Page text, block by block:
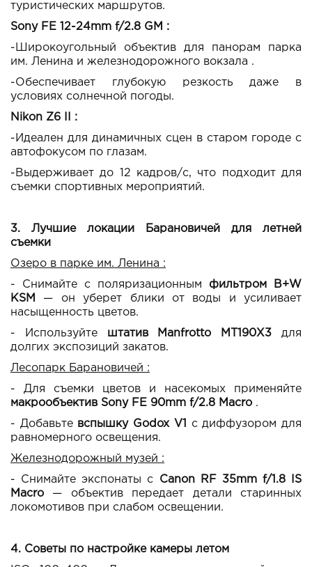
туристических маршрутов.
Sony FE 12-24mm f/2.8 GM :
-Широкоугольный объектив для панорам парка
им. Ленина и железнодорожного вокзала .
-Обеспечивает глубокую резкость даже в
условиях солнечной погоды.
Nikon Z6 II :
-Идеален для динамичных сцен в старом городе с
автофокусом по глазам.
-Выдерживает до 12 кадров/с, что подходит для
съемки спортивных мероприятий.
3. Лучшие локации Барановичей для летней
съемки
Озеро в парке им. Ленина :
- Снимайте с поляризационным фильтром B+W
KSM
— он уберет блики от воды и усиливает
насыщенность цветов.
- Используйте штатив Manfrotto MT190X3 для
долгих экспозиций закатов.
Лесопарк Барановичей :
- Для съемки цветов и насекомых применяйте
макрообъектив Sony FE 90mm f/2.8 Macro .
- Добавьте вспышку Godox V1
с диффузором для
равномерного освещения.
Железнодорожный музей :
- Снимайте экспонаты с Canon RF 35mm f/1.8 IS
Macro — объектив передает детали старинных
локомотивов при слабом освещении.
4. Советы по настройке камеры летом